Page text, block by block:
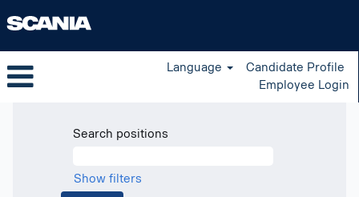
Language
Candidate Profile
Employee Login
Search positions
Show filters